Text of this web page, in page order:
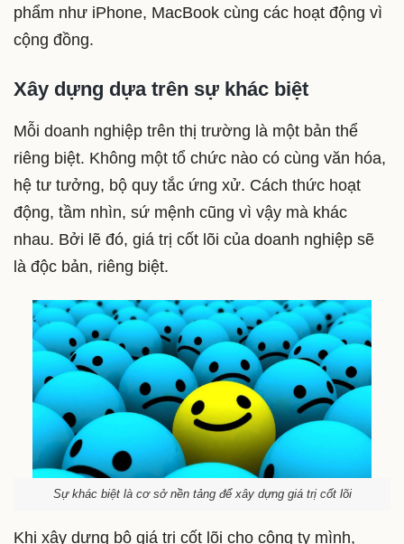
phẩm như iPhone, MacBook cùng các hoạt động vì
cộng đồng.
Xây dựng dựa trên sự khác biệt
Mỗi doanh nghiệp trên thị trường là một bản thể
riêng biệt. Không một tổ chức nào có cùng văn hóa,
hệ tư tưởng, bộ quy tắc ứng xử. Cách thức hoạt
động, tầm nhìn, sứ mệnh cũng vì vậy mà khác
nhau. Bởi lẽ đó, giá trị cốt lõi của doanh nghiệp sẽ
là độc bản, riêng biệt.
Sự khác biệt là cơ sở nền tảng để xây dựng giá trị cốt lõi
Khi xây dựng bộ giá trị cốt lõi cho công ty mình,